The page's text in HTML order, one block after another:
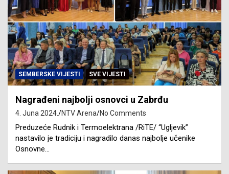
SEMBERSKE VIJESTI SVE VIJESTI
Nagrađeni najbolji osnovci u Zabrđu
4. Juna 2024. NTV Arena No Comments
Preduzeće Rudnik i Termoelektrana /RiTE/ “Ugljevik”
nastavilo je tradiciju i nagradilo danas najbolje učenike
Osnovne…